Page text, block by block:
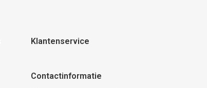
Klantenservice
Contactinformatie